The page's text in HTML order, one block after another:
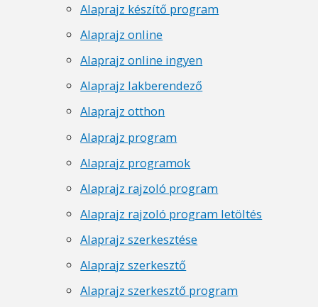
Alaprajz készítő program
Alaprajz online
Alaprajz online ingyen
Alaprajz lakberendező
Alaprajz otthon
Alaprajz program
Alaprajz programok
Alaprajz rajzoló program
Alaprajz rajzoló program letöltés
Alaprajz szerkesztése
Alaprajz szerkesztő
Alaprajz szerkesztő program